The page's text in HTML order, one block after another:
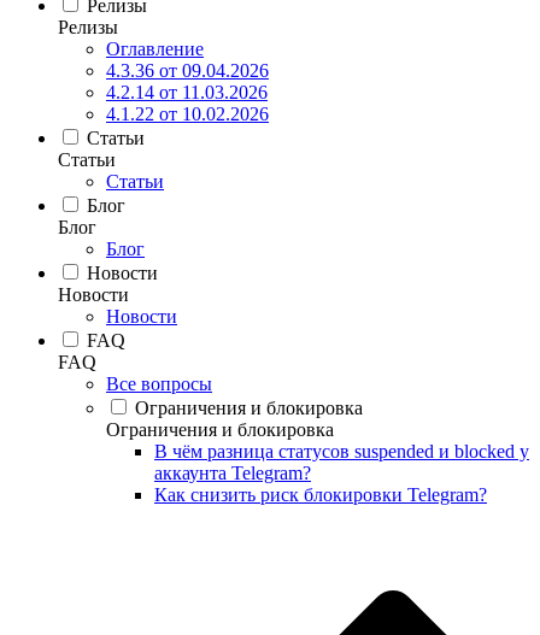
Релизы
Релизы
Оглавление
4.3.36 от 09.04.2026
4.2.14 от 11.03.2026
4.1.22 от 10.02.2026
Статьи
Статьи
Статьи
Блог
Блог
Блог
Новости
Новости
Новости
FAQ
FAQ
Все вопросы
Ограничения и блокировка
Ограничения и блокировка
В чём разница статусов suspended и blocked у
аккаунта Telegram?
Как снизить риск блокировки Telegram?